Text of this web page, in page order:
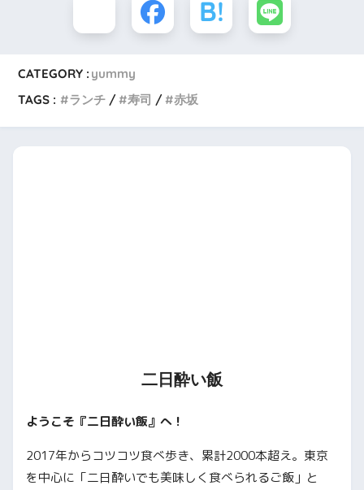
CATEGORY : yummy
TAGS :
ランチ 寿司 赤坂
二日酔い飯
ようこそ『二日酔い飯』へ！
2017年からコツコツ食べ歩き、累計2000本超え。東京
を中心に「二日酔いでも美味しく食べられるご飯」と